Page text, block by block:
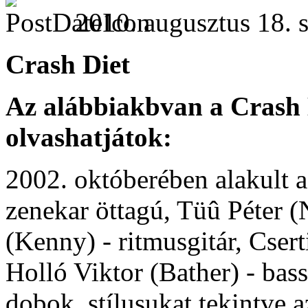
2010. augusztus 18.
Crash Diet
Az alábbiakbvan a
olvashatjátok:
2002. októberében alakult
zenekar öttagú, Tüû Péter
(Kenny) - ritmusgitár,
Holló Viktor (Bather) -